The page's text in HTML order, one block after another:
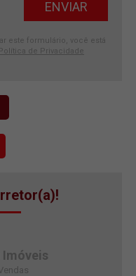
este formulário, você está
de Privacidade
Imóveis